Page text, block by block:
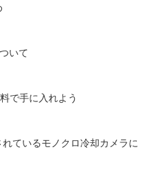
いて
で手に入れよう
ているモノクロ冷却カメラに